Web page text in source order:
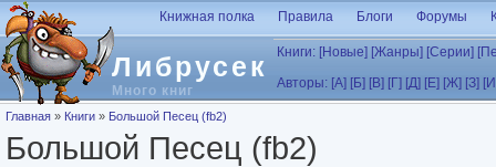
Перейти к основному содержанию
Либрусек
Много книг
Книжная полка Правила Блоги Форумы
Книги: [Новые] [Жанры] [Серии]
Авторы: [А] [Б] [В] [Г] [Д] [Е] [Ж] [З]
Вы здесь
Главная » Книги » Большой Песец (fb2)
Большой Песец (fb2)